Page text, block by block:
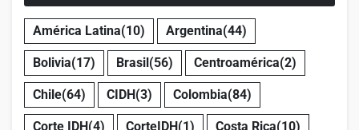
América Latina(10) Argentina(44)
Bolivia(17) Brasil(56) Centroamérica(2)
Chile(64) CIDH(3) Colombia(84)
Corte IDH(4) CorteIDH(1) Costa Rica(10)